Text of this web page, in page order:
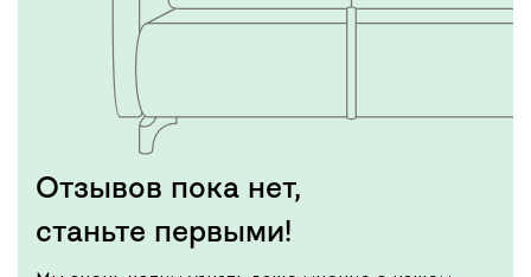
Отзывов пока нет,
станьте первыми!